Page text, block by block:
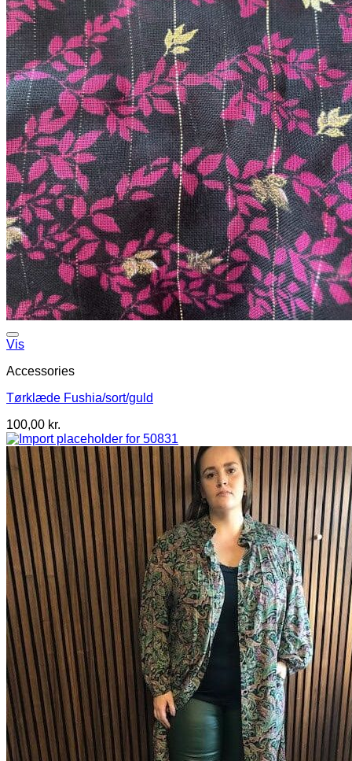
Vis
Accessories
Tørklæde Fushia/sort/guld
100,00 kr.